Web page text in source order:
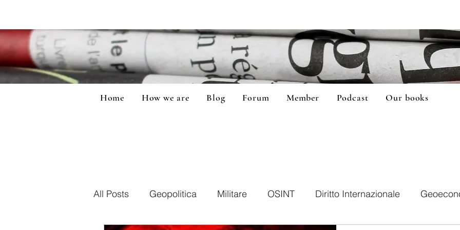
Home How we are Blog Forum Member Podcast Our books
All Posts Geopolitica Militare OSINT Diritto Internazionale